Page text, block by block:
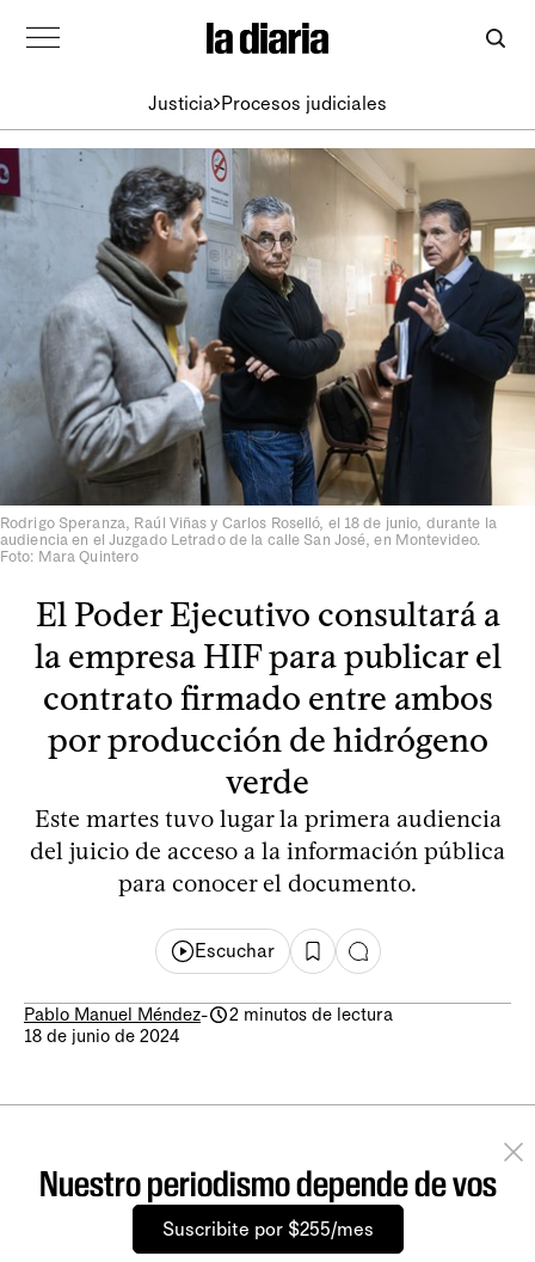
Justicia Procesos judiciales
Rodrigo Speranza, Raúl Viñas y Carlos Roselló, el 18 de junio, durante la
audiencia en el Juzgado Letrado de la calle San José, en Montevideo.
Foto: Mara Quintero
El Poder Ejecutivo consultará a
la empresa HIF para publicar el
contrato firmado entre ambos
por producción de hidrógeno
verde
Este martes tuvo lugar la primera audiencia
del juicio de acceso a la información pública
para conocer el documento.
Escuchar
Pablo Manuel Méndez-
2 minutos de lectura
18 de junio de 2024
Nuestro periodismo depende de vos
Suscribite por $255/mes